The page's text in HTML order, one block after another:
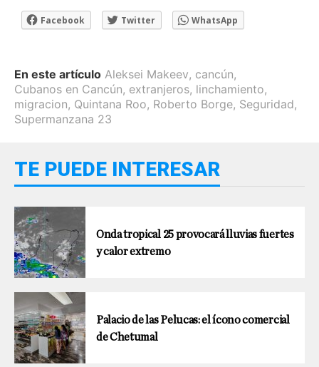
Facebook Twitter WhatsApp
En este artículo Aleksei Makeev, cancún,
Cubanos en Cancún, extranjeros, linchamiento,
migracion, Quintana Roo, Roberto Borge, Seguridad,
Supermanzana 23
TE PUEDE INTERESAR
Onda tropical 25 provocará lluvias fuertes
y calor extremo
Palacio de las Pelucas: el ícono comercial
de Chetumal